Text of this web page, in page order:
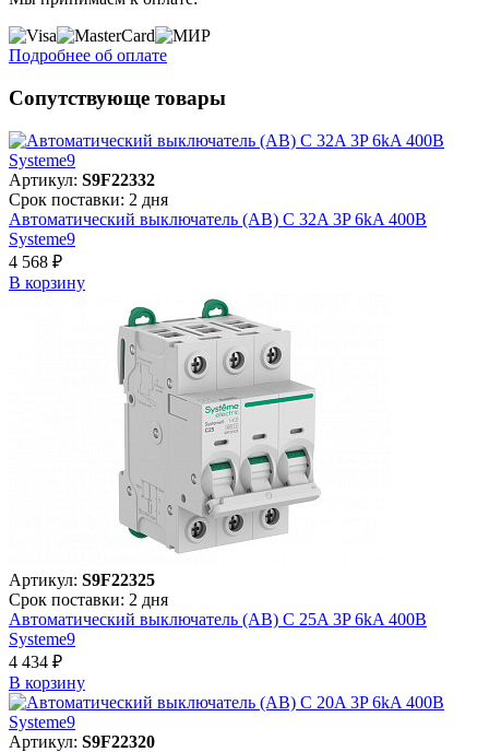
Подробнее об оплате
Сопутствующе товары
Артикул: S9F22332
Срок поставки: 2 дня
Автоматический выключатель (АВ) C 32A 3P 6kA 400В
Systeme9
4 568 ₽
В корзинy
Артикул: S9F22325
Срок поставки: 2 дня
Автоматический выключатель (АВ) C 25A 3P 6kA 400В
Systeme9
4 434 ₽
В корзинy
Артикул: S9F22320